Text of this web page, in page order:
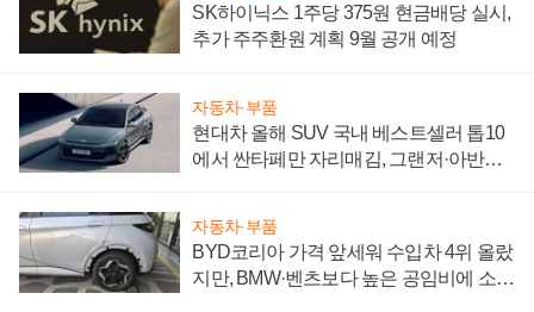
SK하이닉스 1주당 375원 현금배당 실시,
추가 주주환원 계획 9월 공개 예정
자동차·부품
현대차 올해 SUV 국내 베스트셀러 톱10
에서 싼타페만 자리매김, 그랜저·아반떼
자동차·부품
BYD코리아 가격 앞세워 수입차 4위 올랐
지만, BMW·벤츠보다 높은 공임비에 소비